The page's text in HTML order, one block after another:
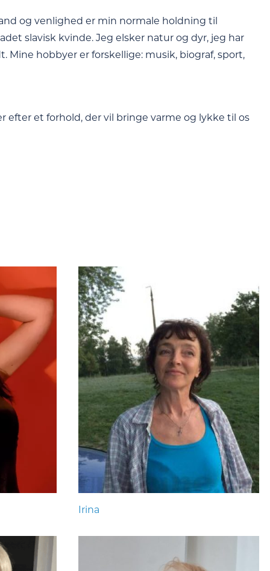
og venlighed er min normale holdning til
slavisk kvinde. Jeg elsker natur og dyr, jeg har
hobbyer er forskellige: musik, biograf, sport,
et forhold, der vil bringe varme og lykke til os
Irina